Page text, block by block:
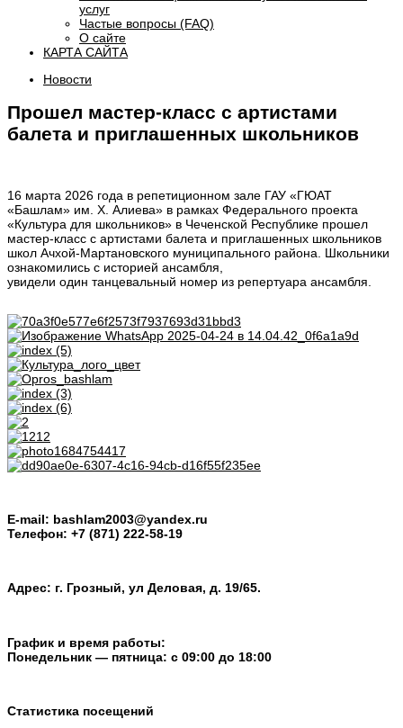
услуг
Частые вопросы (FAQ)
О сайте
КАРТА САЙТА
Новости
Прошел мастер-класс с артистами
балета и приглашенных школьников
16 марта 2026 года в репетиционном зале ГАУ «ГЮАТ
«Башлам» им. Х. Алиева» в рамках Федерального проекта
«Культура для школьников» в Чеченской Республике прошел
мастер-класс с артистами балета и приглашенных школьников
школ Ачхой-Мартановского муниципального района. Школьники
ознакомились с историей ансамбля,
увидели один танцевальный номер из репертуара ансамбля.
E-mail: bashlam2003@yandex.ru
Телефон: +7 (871) 222-58-19
Адрес: г. Грозный, ул Деловая, д. 19/65.
График и время работы:
Понедельник — пятница: с 09:00 до 18:00
Статистика посещений